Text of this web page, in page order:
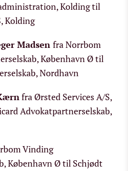
Kolding til
Kolding
Madsen fra Norrbom
København Ø til
Nordhavn
fra Ørsted Services A/S,
Advokatpartnerselskab,
Vinding
København Ø til Schjødt